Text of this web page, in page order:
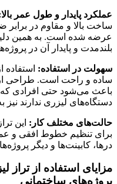
عملکرد پایدار و طول عمر
ساخت بالا و مقاوم در
عرضه شده است. به همین
بلندمدت و پایدار آن در
سهولت در استفاده:
ساده و راحت است. طراحی
باعث می‌شود حتی افرادی که
دستگاه‌های لیزری ندارند نیز
حالت‌های مختلف کار: این
برای تنظیم خطوط افقی و
درها، کابینت‌ها و دیگر
پروژه‌های ساختمانی